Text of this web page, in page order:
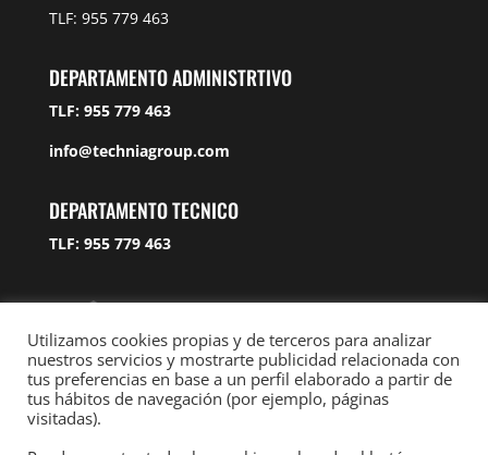
TLF: 955 779 463
DEPARTAMENTO ADMINISTRTIVO
TLF: 955 779 463
info@techniagroup.com
DEPARTAMENTO TECNICO
TLF: 955 779 463
Utilizamos cookies propias y de terceros para analizar
nuestros servicios y mostrarte publicidad relacionada con
tus preferencias en base a un perfil elaborado a partir de
tus hábitos de navegación (por ejemplo, páginas
visitadas).